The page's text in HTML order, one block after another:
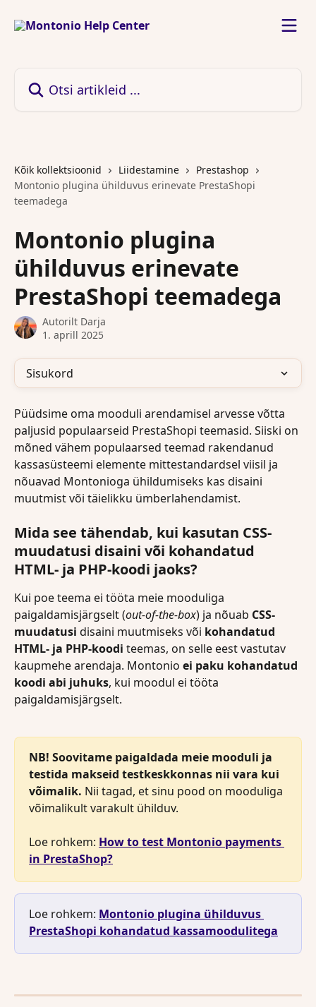
Kõik kollektsioonid Liidestamine
Prestashop
Montonio plugina ühilduvus erinevate PrestaShopi
teemadega
Montonio plugina
ühilduvus erinevate
PrestaShopi teemadega
Autorilt Darja
1. aprill 2025
Sisukord
Püüdsime oma mooduli arendamisel arvesse võtta
paljusid populaarseid PrestaShopi teemasid. Siiski on
mõned vähem populaarsed teemad rakendanud
kassasüsteemi elemente mittestandardsel viisil ja
nõuavad Montonioga ühildumiseks kas disaini
muutmist või täielikku ümberlahendamist.
Mida see tähendab, kui kasutan CSS-
muudatusi disaini või kohandatud
HTML- ja PHP-koodi jaoks?
Kui poe teema ei tööta meie mooduliga
paigaldamisjärgselt (out-of-the-box) ja nõuab CSS-
muudatusi disaini muutmiseks või kohandatud
HTML- ja PHP-koodi teemas, on selle eest vastutav
kaupmehe arendaja. Montonio ei paku kohandatud
koodi abi juhuks, kui moodul ei tööta
paigaldamisjärgselt.
NB! Soovitame paigaldada meie mooduli ja
testida makseid testkeskkonnas nii vara kui
võimalik. Nii tagad, et sinu pood on mooduliga
võimalikult varakult ühilduv.
Loe rohkem: How to test Montonio payments
in PrestaShop?
Loe rohkem: Montonio plugina ühilduvus
PrestaShopi kohandatud kassamoodulitega